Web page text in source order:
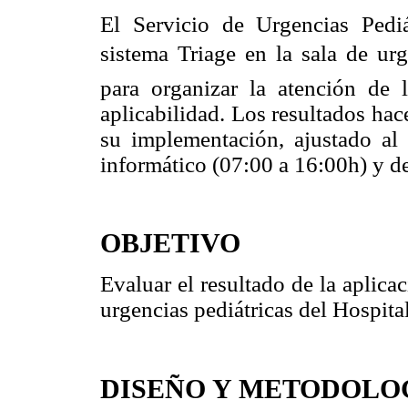
El Servicio de Urgencias
sistema Triage en la sala de
para organizar la atención de
aplicabilidad. Los resultados
su implementación, ajustado
informático (07:00 a 16:00h) y
OBJETIVO
Evaluar el resultado de la
urgencias pediátricas del
DISEÑO Y